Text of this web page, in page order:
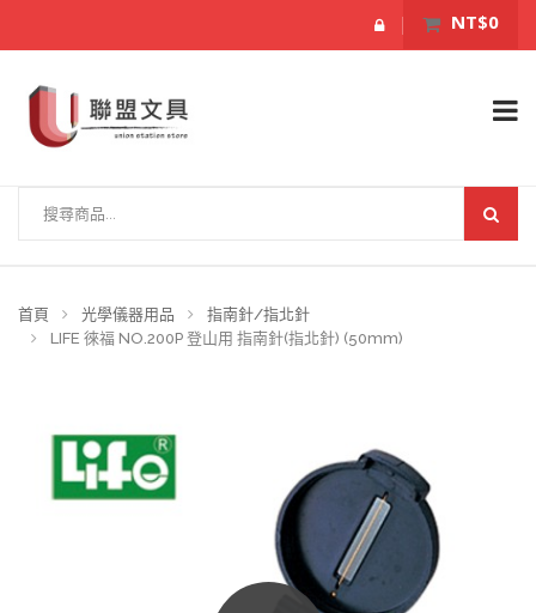
NT$0
首頁 光學儀器用品
指南針/指北針
LIFE 徠福 NO.200P 登山用 指南針(指北針) (50mm)